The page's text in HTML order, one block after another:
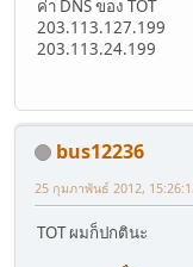
ค่า DNS ของ TOT
203.113.127.199
203.113.24.199
bus12236
25 กุมภาพันธ์ 2012,
TOT ผมก็ปกตินะ